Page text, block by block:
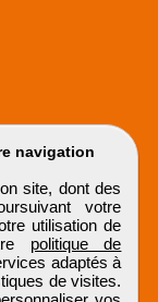
navigation
site, dont des
votre
utilisation de
politique de
adaptés à
de visites.